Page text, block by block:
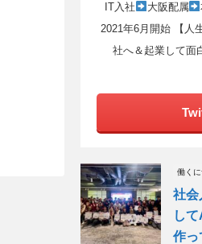
IT入社
大阪配属
2021年6月開始 【人
社へ＆起業して面
働く
社会
し
作っ